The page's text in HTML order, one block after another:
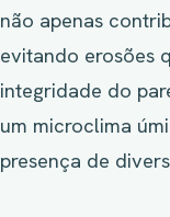
não apenas
evitando erosões
integridade do
um microclima
presença de